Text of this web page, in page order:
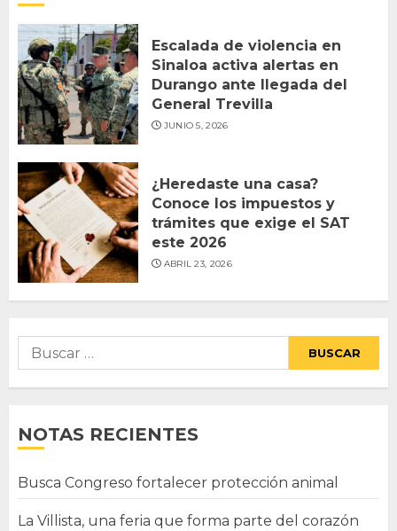
Escalada de violencia en
Sinaloa activa alertas en
Durango ante llegada del
General Trevilla
JUNIO 5, 2026
¿Heredaste una casa?
Conoce los impuestos y
trámites que exige el SAT
este 2026
ABRIL 23, 2026
Buscar:
NOTAS RECIENTES
Busca Congreso fortalecer protección animal
La Villista, una feria que forma parte del corazón